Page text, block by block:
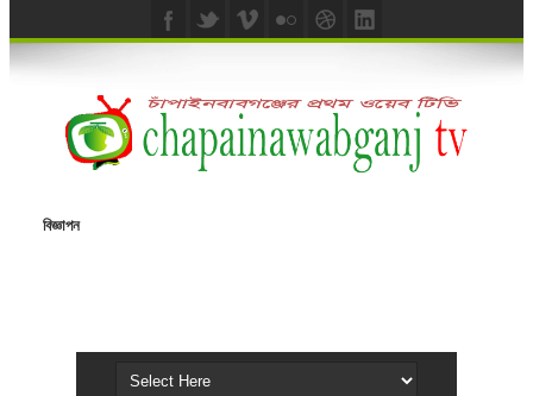
বিজ্ঞাপন